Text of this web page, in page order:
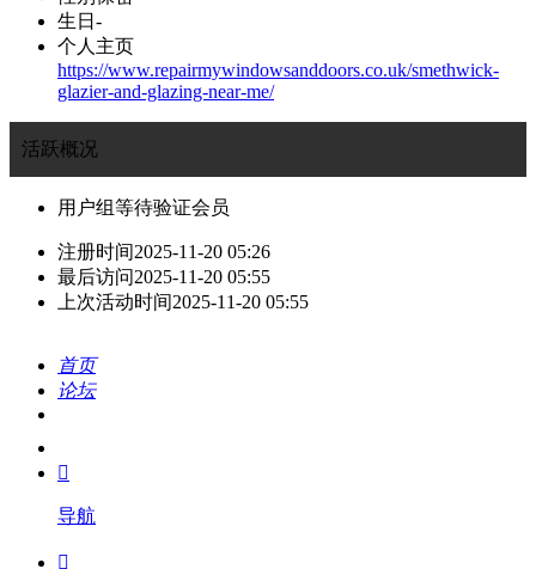
生日 -
个人主页
https://www.repairmywindowsanddoors.co.uk/smethwick-
glazier-and-glazing-near-me/
活跃概况
用户组等待验证会员
注册时间2025-11-20 05:26
最后访问2025-11-20 05:55
上次活动时间2025-11-20 05:55
首页
论坛
我的

导航
